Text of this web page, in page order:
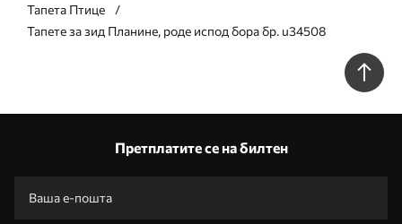
Тапета Птице
Тапете за зид Планине, роде испод бора бр. u34508
Претплатите се на билтен